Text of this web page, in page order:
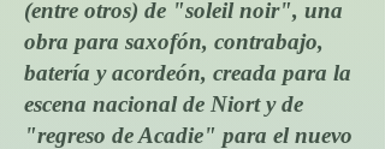
(entre otros) de "soleil noir", una
obra para saxofón, contrabajo,
batería y acordeón, creada para la
escena nacional de Niort y de
"regreso de Acadie" para el nuevo